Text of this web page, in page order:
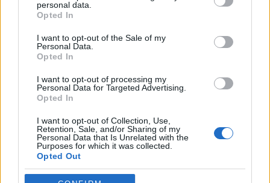
grant or deny consent to Google and its third-party tags to
use your data for below specified purposes in below Google
consent section.
personal data.
Opted In
I want to opt-out of the Sale of my
Personal Data.
Opted In
I want to opt-out of processing my
Personal Data for Targeted Advertising.
Opted In
I want to opt-out of Collection, Use,
Retention, Sale, and/or Sharing of my
Personal Data that Is Unrelated with the
Purposes for which it was collected.
Opted Out
Március 15-e ünnepe a régmúlt idők
folyamán
Ha már éppen március 15-én indulunk, úgy
ünnepünkhöz kapcsolódó bejegyzéssel kezdeni.
Sajnos az idén is szomorúan tapasztalhattuk, hogy
például a fővárosi rendezvények során háttérbe
szorult a forradalom és a 162 évvel ezelőtt történtek
emléke, és az…